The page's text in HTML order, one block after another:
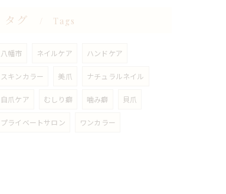
タグ Tags
八幡市 ネイルケア ハンドケア
スキンカラー 美爪 ナチュラルネイル
自爪ケア むしり癖 噛み癖 貝爪
プライベートサロン ワンカラー